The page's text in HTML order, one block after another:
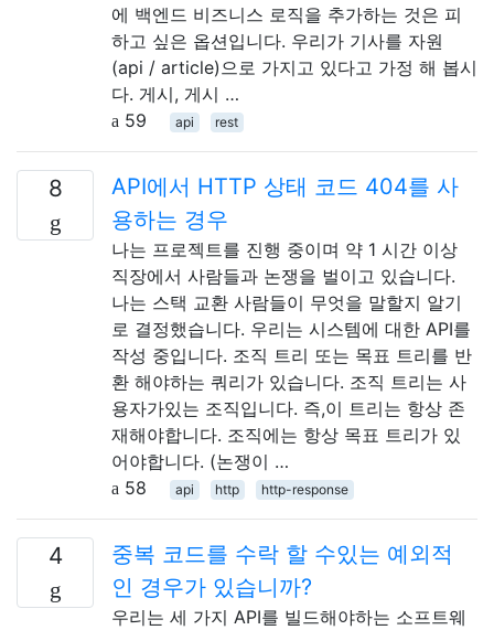
에 백엔드 비즈니스 로직을 추가하는 것은 피
하고 싶은 옵션입니다. 우리가 기사를 자원
(api / article)으로 가지고 있다고 가정 해 봅시
다. 게시, 게시 …
59
api rest
8
API에서 HTTP 상태 코드 404를 사
용하는 경우
나는 프로젝트를 진행 중이며 약 1 시간 이상
직장에서 사람들과 논쟁을 벌이고 있습니다.
나는 스택 교환 사람들이 무엇을 말할지 알기
로 결정했습니다. 우리는 시스템에 대한 API를
작성 중입니다. 조직 트리 또는 목표 트리를 반
환 해야하는 쿼리가 있습니다. 조직 트리는 사
용자가있는 조직입니다. 즉,이 트리는 항상 존
재해야합니다. 조직에는 항상 목표 트리가 있
어야합니다. (논쟁이 …
58
api http http-response
4
중복 코드를 수락 할 수있는 예외적
인 경우가 있습니까?
우리는 세 가지 API를 빌드해야하는 소프트웨